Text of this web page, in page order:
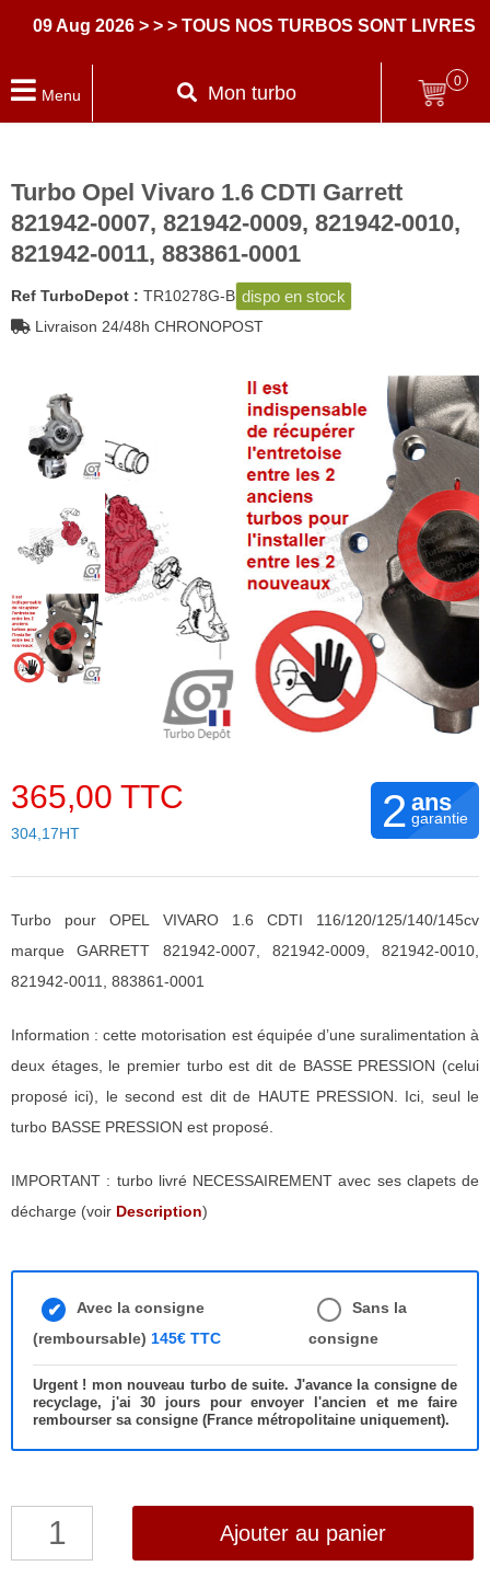
Aug 2026 > > > TOUS NOS TURBOS SONT LIVRES
Menu Mon turbo
0
Turbo Opel Vivaro 1.6 CDTI Garrett
821942-0007, 821942-0009, 821942-0010,
821942-0011, 883861-0001
Ref TurboDepot : TR10278G-B dispo en stock
Livraison 24/48h CHRONOPOST
365,00 TTC
304,17HT 2 ans
garantie
Turbo pour OPEL VIVARO 1.6 CDTI 116/120/125/140/145cv
marque GARRETT 821942-0007, 821942-0009, 821942-0010,
821942-0011, 883861-0001
Information : cette motorisation est équipée d’une suralimentation à
deux étages, le premier turbo est dit de BASSE PRESSION (celui
proposé ici), le second est dit de HAUTE PRESSION. Ici, seul le
turbo BASSE PRESSION est proposé.
IMPORTANT : turbo livré NECESSAIREMENT avec ses clapets de
décharge (voir Description)
Avec la consigne
(remboursable) 145€ TTC
Sans la
consigne
Urgent ! mon nouveau turbo de suite. J'avance la consigne de
recyclage, j'ai 30 jours pour envoyer l'ancien et me faire
rembourser sa consigne (France métropolitaine uniquement).
quantité
Ajouter au panier